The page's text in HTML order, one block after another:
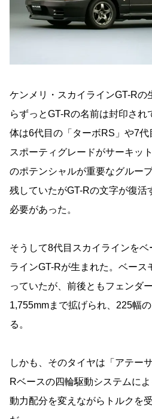
ケンメリ・スカイラインGT-Rの
らずっとGT-Rの名前は封印され
体は6代目の「ターボRS」や7
スポーティグレードがサーキッ
のポテンシャルが重要なグルー
残していたがGT-Rの文字が復活
必要があった。
そうして8代目スカイラインを
ラインGT-Rが生まれた。ベース
っていたが、前後ともフェンダ
1,755mmまで拡げられ、225幅
る。
しかも、そのタイヤは「アテー
Rベースの四輪駆動システムに
動力配分を変えながらトルクを